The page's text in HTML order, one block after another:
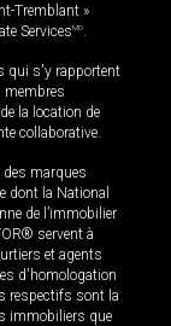
Tremblant »
ServicesMD.
qui s'y rapportent
membres
la location de
collaborative.
des marques
dont la National
de l’immobilier
servent à
et agents
d'homologation
respectifs sont la
immobiliers que